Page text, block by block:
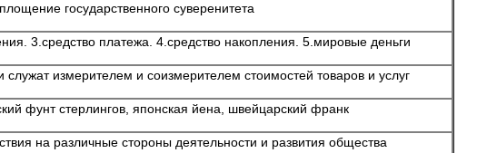
государственного суверенитета
3.средство платежа. 4.средство накопления. 5.мировые деньги
служат измерителем и соизмерителем стоимостей товаров и услуг
фунт стерлингов, японская йена, швейцарский франк
на различные стороны деятельности и развития общества